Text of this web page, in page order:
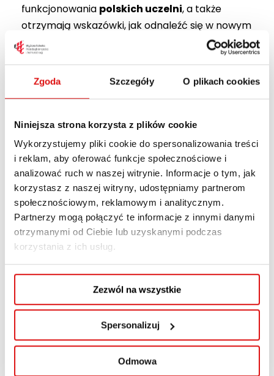
Zgoda Szczegóły O plikach cookies
Niniejsza strona korzysta z plików cookie
Wykorzystujemy pliki cookie do spersonalizowania treści
i reklam, aby oferować funkcje społecznościowe i
analizować ruch w naszej witrynie. Informacje o tym, jak
korzystasz z naszej witryny, udostępniamy partnerom
społecznościowym, reklamowym i analitycznym.
Partnerzy mogą połączyć te informacje z innymi danymi
otrzymanymi od Ciebie lub uzyskanymi podczas
korzystania z ich usług.
Zezwól na wszystkie
Spersonalizuj
Odmowa
funkcjonowania polskich uczelni, a także
otrzymają wskazówki, jak odnaleźć się w nowym
środowisku akademickim.
poświęconą
zdrowiu psychicznemui radzeniu
sobie z wyzwaniami, które mogą towarzyszyć
adaptacji do życia w nowym kraju. Wydarzenie
będzie także okazją do nawiązania nowych
znajomościoraz wymiany doświadczeń z
innymi studentami zagranicznymi.
Data:26 października 2025 r., godz. 11:30–16:00
Miejsce:Przestrzeń „Baobab”, ul. Krakowskie
Przedmieście 39b, Lublin
Główny język wydarzenia:polski
Języki robocze:białoruski, ukraiński, rosyjski
Rejestracja jest obowiązkowa, a liczba miejsc
ograniczona. Organizatorzy skontaktują się z
uczestnikami, aby potwierdzić udział.
Formularz rejestracyjny: